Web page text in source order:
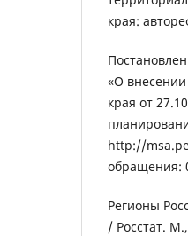
края:
«О
края от
http://
обращения:
Регионы
/ Росстат.